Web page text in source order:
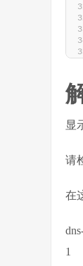
显
请
在
1